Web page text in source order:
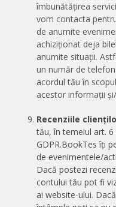
îmbunătățirea
vom contacta
de anumite
achiziționat deja
anumite situații.
un număr de
acordul tău în
acestor informații
Recenziile
tău, în temeiul art. 6
GDPR.BookTes îți
de evenimentele/
Dacă postezi
contului tău pot fi
ai website-ului.